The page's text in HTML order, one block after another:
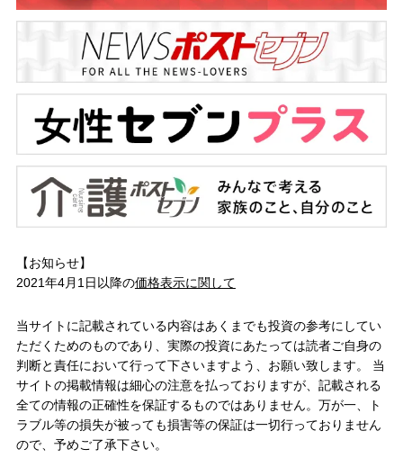
【お知らせ】
2021年4月1日以降の価格表示に関して
当サイトに記載されている内容はあくまでも投資の参考にしてい
ただくためのものであり、実際の投資にあたっては読者ご自身の
判断と責任において行って下さいますよう、お願い致します。 当
サイトの掲載情報は細心の注意を払っておりますが、記載される
全ての情報の正確性を保証するものではありません。万が一、ト
ラブル等の損失が被っても損害等の保証は一切行っておりません
ので、予めご了承下さい。